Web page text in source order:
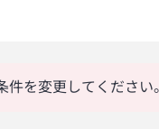
件を変更してください